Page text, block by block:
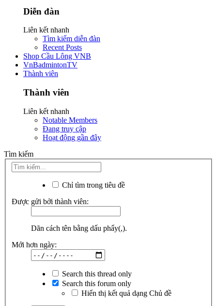
Diễn đàn
Liên kết nhanh
Tìm kiếm diễn đàn
Recent Posts
Shop Cầu Lông VNB
VnBadmintonTV
Thành viên
Thành viên
Liên kết nhanh
Notable Members
Đang truy cập
Hoạt động gần đây
Tìm kiếm
Chỉ tìm trong tiêu đề
Được gửi bởi thành viên:
Dãn cách tên bằng dấu phẩy(,).
Mới hơn ngày:
Search this thread only
Search this forum only
Hiển thị kết quả dạng Chủ đề